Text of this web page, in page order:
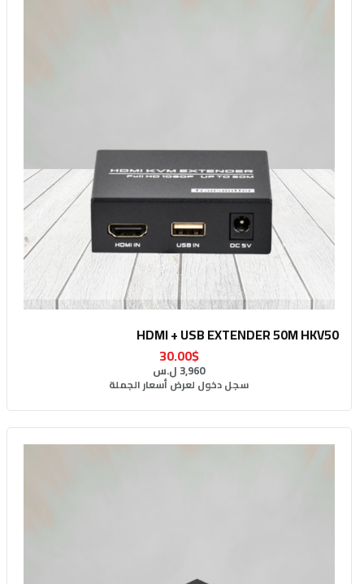
HDMI + USB EXTENDER 50M HKV50
30.00$
3,960 ل.س
سجل دخول لعرض أسعار الجملة